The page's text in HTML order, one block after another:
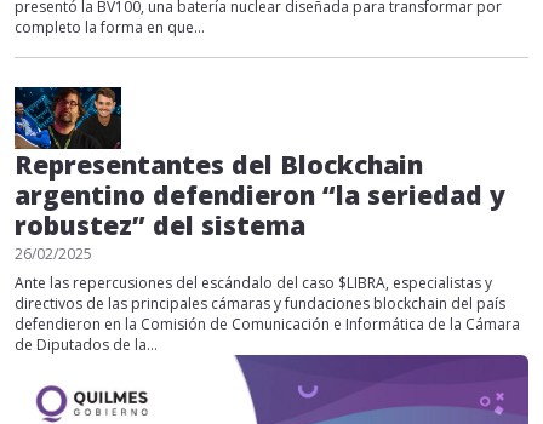
presentó la BV100, una batería nuclear diseñada para transformar por
completo la forma en que...
Representantes del Blockchain
argentino defendieron “la seriedad y
robustez” del sistema
26/02/2025
Ante las repercusiones del escándalo del caso $LIBRA, especialistas y
directivos de las principales cámaras y fundaciones blockchain del país
defendieron en la Comisión de Comunicación e Informática de la Cámara
de Diputados de la...